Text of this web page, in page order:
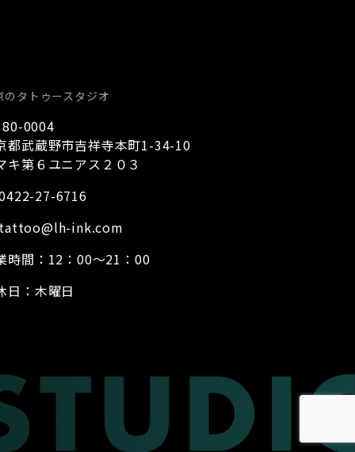
のタトゥースタジオ
0004
都武蔵野市吉祥寺本町1-34-10
キ第６ユニアス２０３
27-6716
ink.com
時間：12：00～21：00
日：木曜日